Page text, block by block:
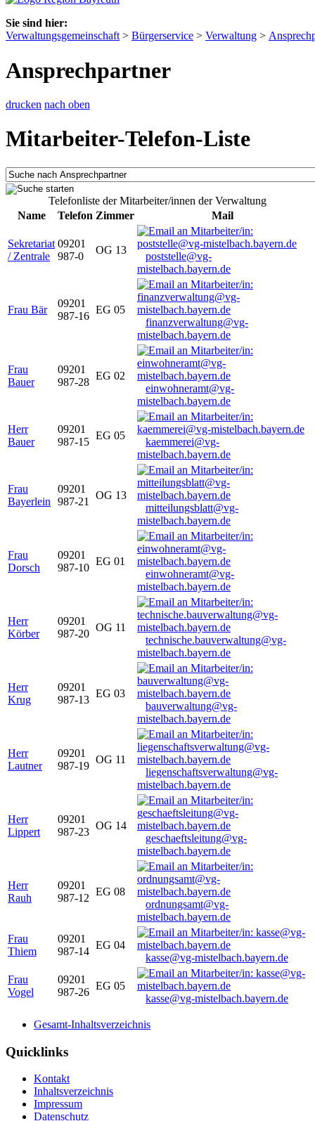
Sie sind hier:
Verwaltungsgemeinschaft > Bürgerservice > Verwaltung >
Ansprechpartner
drucken nach oben
Mitarbeiter-Telefon-Liste
Telefonliste der Mitarbeiter/innen der Verwaltung
Name
Telefon Zimmer Mail
Sekretariat
/ Zentrale
09201
987-0
OG 13
poststelle@vg-
mistelbach.bayern.de
Frau Bär
09201
987-16
EG 05
finanzverwaltung@vg-
mistelbach.bayern.de
Frau
Bauer
09201
987-28
EG 02
einwohneramt@vg-
mistelbach.bayern.de
Herr
Bauer
09201
987-15
EG 05
kaemmerei@vg-
mistelbach.bayern.de
Frau
Bayerlein
09201
987-21
OG 13
mitteilungsblatt@vg-
mistelbach.bayern.de
Frau
Dorsch
09201
987-10
EG 01
einwohneramt@vg-
mistelbach.bayern.de
Herr
Körber
09201
987-20
OG 11
technische.bauverwaltung@vg-
mistelbach.bayern.de
Herr
Krug
09201
987-13
EG 03
bauverwaltung@vg-
mistelbach.bayern.de
Herr
Lautner
09201
987-19
OG 11
liegenschaftsverwaltung@vg-
mistelbach.bayern.de
Herr
Lippert
09201
987-23
OG 14
geschaeftsleitung@vg-
mistelbach.bayern.de
Herr
Rauh
09201
987-12
EG 08
ordnungsamt@vg-
mistelbach.bayern.de
Frau
Thiem
09201
987-14
EG 04
kasse@vg-mistelbach.bayern.de
Frau
Vogel
09201
987-26
EG 05
kasse@vg-mistelbach.bayern.de
Gesamt-Inhaltsverzeichnis
Quicklinks
Kontakt
Inhaltsverzeichnis
Impressum
Datenschutz